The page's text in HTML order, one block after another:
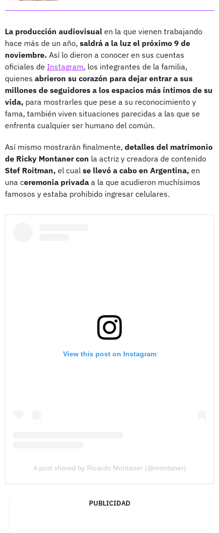
La producción audiovisual en la que vienen trabajando
hace más de un año, saldrá a la luz el próximo 9 de
noviembre. Así lo dieron a conocer en sus cuentas
oficiales de Instagram, los integrantes de la familia,
quienes abrieron su corazón para dejar entrar a sus
millones de seguidores a los espacios más íntimos de su
vida, para mostrarles que pese a su reconocimiento y
fama, también viven situaciones parecidas a las que se
enfrenta cualquier ser humano del común.
Así mismo mostrarán finalmente, detalles del matrimonio
de Ricky Montaner con la actriz y creadora de contenido
Stef Roitman, el cual se llevó a cabo en Argentina, en
una ceremonia privada a la que acudieron muchísimos
famosos y estaba prohibido ingresar celulares.
View this post on Instagram
A post shared by Ricardo Montaner (@montaner)
PUBLICIDAD